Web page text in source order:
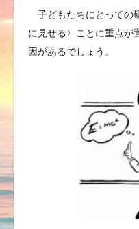
子どもたちにとっての
に見せる〉ことに重点が
因があるでしょう。